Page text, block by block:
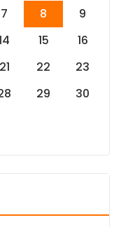
7 8
9
15
16
21 22
23
29
30